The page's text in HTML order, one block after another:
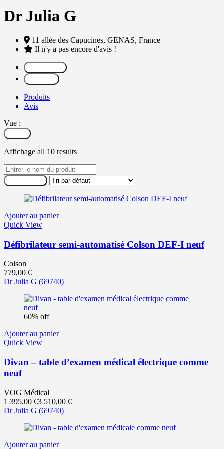
Dr Julia G
11 allée des Capucines, GENAS, France
Il n'y a pas encore d'avis !
Produits
Avis
Vue :
Affichage all 10 results
Ajouter au panier
Quick View
Défibrilateur semi-automatisé Colson DEF-I neuf
Colson
779,00 €
Dr Julia G (69740)
60% off
Ajouter au panier
Quick View
Divan – table d’examen médical électrique comme
neuf
VOG Médical
1 395,00 €Le
prix
est :
395,00 €.
3 510,00€Le
était :
Dr Julia G (69740)
Ajouter au panier